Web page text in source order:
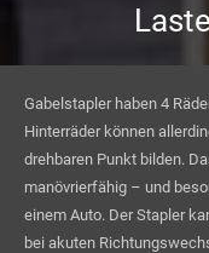
Gabelstapler haben 4
Hinterräder können
drehbaren Punkt bilden.
manövrierfähig – und
einem Auto. Der Stapler
bei akuten